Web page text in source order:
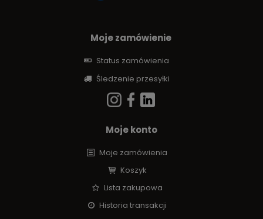
Moje zamówienie
Status zamówienia
Śledzenie przesyłki
Moje konto
Moje zamówienia
Koszyk
Lista zakupowa
Historia transakcji